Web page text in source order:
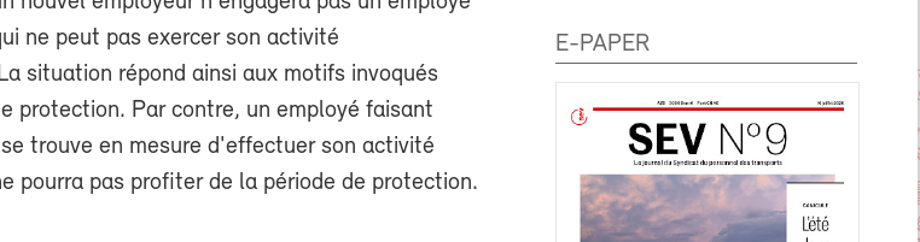
ne peut pas exercer son activité
situation répond ainsi aux motifs invoqués
protection. Par contre, un employé faisant
trouve en mesure d'effectuer son activité
pourra pas profiter de la période de protection.
E-PAPER